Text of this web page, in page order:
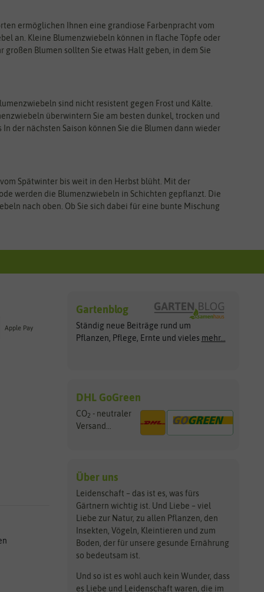
ermöglichen Ihnen eine grandiose Farbenpracht vom
an. Kleine Blumenzwiebeln können in flache Töpfe oder
großen Blumen sollten Sie etwas Halt geben, in dem Sie
sind nicht resistent gegen Frost und Kälte.
überwintern Sie am besten dunkel, trocken und
der nächsten Saison können Sie die Blumen dann wieder
Spätwinter bis weit in den Herbst blüht. Mit der
werden die Blumenzwiebeln in Schichten gepflanzt. Die
nach oben. Ob Sie sich dabei für eine bunte Mischung
Apple Pay
Gartenblog
Ständig neue Beiträge rund um
Pflanzen, Pflege, Ernte und vieles mehr...
DHL GoGreen
CO2 - neutraler
Versand...
Über uns
Leidenschaft – das ist es, was fürs
Gärtnern wichtig ist. Und Liebe – viel
Liebe zur Natur, zu allen Pflanzen, den
Insekten, Vögeln, Kleintieren und zum
Boden, der für unsere gesunde Ernährung
so bedeutsam ist.
Und so ist es wohl auch kein Wunder, dass
es Liebe und Leidenschaft waren, die im